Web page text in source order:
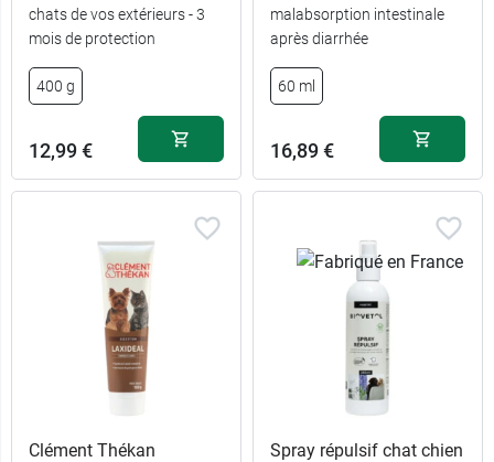
chats de vos extérieurs - 3
mois de protection
400 g
12,99 €
malabsorption intestinale
après diarrhée
60 ml
16,89 €
Clément Thékan
Spray répulsif chat chien